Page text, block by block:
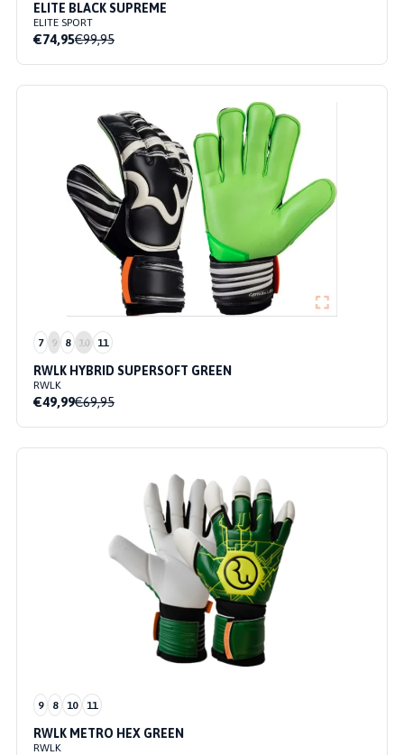
ELITE BLACK SUPREME
ELITE SPORT
€74,95€99,95
7 9 8 10 11
RWLK HYBRID SUPERSOFT GREEN
RWLK
€49,99€69,95
9 8 10 11
RWLK METRO HEX GREEN
RWLK